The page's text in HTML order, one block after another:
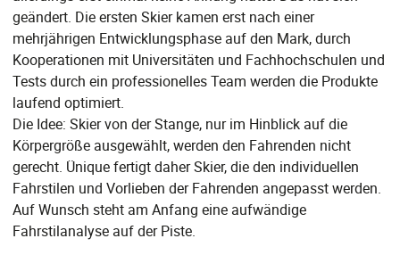
geändert. Die ersten Skier kamen erst nach einer
mehrjährigen Entwicklungsphase auf den Mark, durch
Kooperationen mit Universitäten und Fachhochschulen und
Tests durch ein professionelles Team werden die Produkte
laufend optimiert.
Die Idee: Skier von der Stange, nur im Hinblick auf die
Körpergröße ausgewählt, werden den Fahrenden nicht
gerecht. Ünique fertigt daher Skier, die den individuellen
Fahrstilen und Vorlieben der Fahrenden angepasst werden.
Auf Wunsch steht am Anfang eine aufwändige
Fahrstilanalyse auf der Piste.